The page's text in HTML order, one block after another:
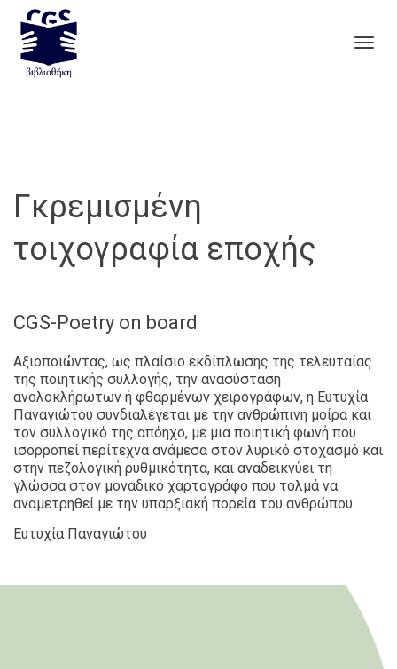
Γκρεμισμένη
τοιχογραφία εποχής
CGS-Poetry on board
Αξιοποιώντας, ως πλαίσιο εκδίπλωσης της τελευταίας
της ποιητικής συλλογής, την ανασύσταση
ανολοκλήρωτων ή φθαρμένων χειρογράφων, η Ευτυχία
Παναγιώτου συνδιαλέγεται με την ανθρώπινη μοίρα και
τον συλλογικό της απόηχο, με μια ποιητική φωνή που
ισορροπεί περίτεχνα ανάμεσα στον λυρικό στοχασμό και
στην πεζολογική ρυθμικότητα, και αναδεικνύει τη
γλώσσα στον μοναδικό χαρτογράφο που τολμά να
αναμετρηθεί με την υπαρξιακή πορεία του ανθρώπου.
Ευτυχία Παναγιώτου